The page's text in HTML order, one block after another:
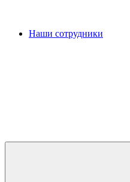
Наши сотрудники